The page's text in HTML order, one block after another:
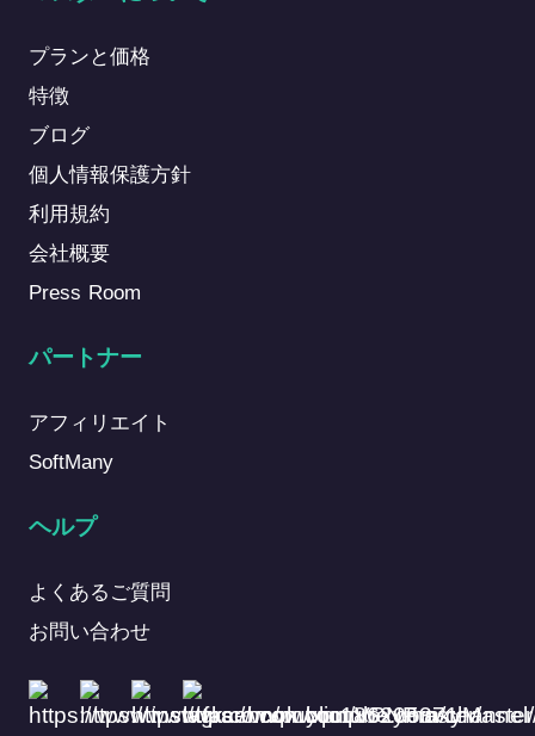
プランと価格
特徴
ブログ
個人情報保護方針
利用規約
会社概要
Press Room
パートナー
アフィリエイト
SoftMany
ヘルプ
よくあるご質問
お問い合わせ